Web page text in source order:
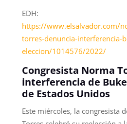
EDH:
https://www.elsalvador.com/
torres-denuncia-interferencia-
eleccion/1014576/2022/
Congresista Norma
interferencia de
de Estados Unidos
Este miércoles, la congresista